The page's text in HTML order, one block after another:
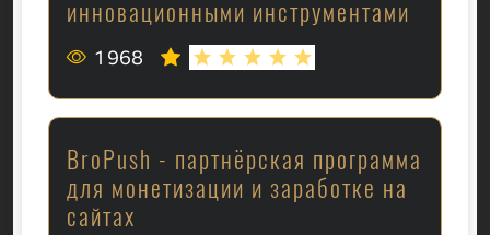
инновационными инструментами
1 968
BroPush - партнёрская программа
для монетизации и заработке на
сайтах